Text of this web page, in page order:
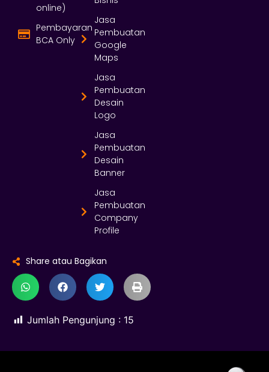
online)
Pembayaran
BCA Only
Jasa
Pembuatan
Google
Maps
Jasa
Pembuatan
Desain
Logo
Jasa
Pembuatan
Desain
Banner
Jasa
Pembuatan
Company
Profile
Share atau Bagikan
Jumlah Pengunjung : 15